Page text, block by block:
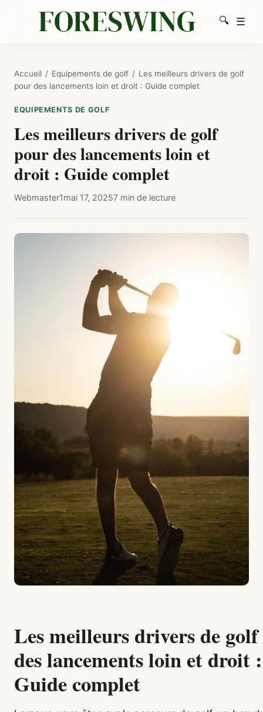
🔍
☰
Accueil / Equipements de golf / Les meilleurs drivers de golf
pour des lancements loin et droit : Guide complet
EQUIPEMENTS DE GOLF
Les meilleurs drivers de golf
pour des lancements loin et
droit : Guide complet
Webmaster1mai 17, 20257 min de lecture
Les meilleurs drivers de
des lancements loin et droit :
Guide complet